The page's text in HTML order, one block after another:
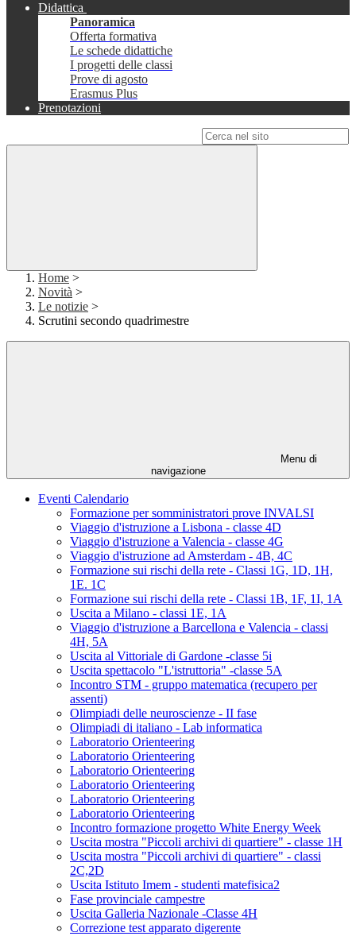
Didattica
Panoramica
Offerta formativa
Le schede didattiche
I progetti delle classi
Prove di agosto
Erasmus Plus
Prenotazioni
Home >
Novità >
Le notizie >
Scrutini secondo quadrimestre
Menu di
navigazione
Eventi Calendario
Formazione per somministratori prove INVALSI
Viaggio d'istruzione a Lisbona - classe 4D
Viaggio d'istruzione a Valencia - classe 4G
Viaggio d'istruzione ad Amsterdam - 4B, 4C
Formazione sui rischi della rete - Classi 1G, 1D, 1H,
1E. 1C
Formazione sui rischi della rete - Classi 1B, 1F, 1I, 1A
Uscita a Milano - classi 1E, 1A
Viaggio d'istruzione a Barcellona e Valencia - classi
4H, 5A
Uscita al Vittoriale di Gardone -classe 5i
Uscita spettacolo "L'istruttoria" -classe 5A
Incontro STM - gruppo matematica (recupero per
assenti)
Olimpiadi delle neuroscienze - II fase
Olimpiadi di italiano - Lab informatica
Laboratorio Orienteering
Laboratorio Orienteering
Laboratorio Orienteering
Laboratorio Orienteering
Laboratorio Orienteering
Laboratorio Orienteering
Incontro formazione progetto White Energy Week
Uscita mostra "Piccoli archivi di quartiere" - classe 1H
Uscita mostra "Piccoli archivi di quartiere" - classi
2C,2D
Uscita Istituto Imem - studenti matefisica2
Fase provinciale campestre
Uscita Galleria Nazionale -Classe 4H
Correzione test apparato digerente